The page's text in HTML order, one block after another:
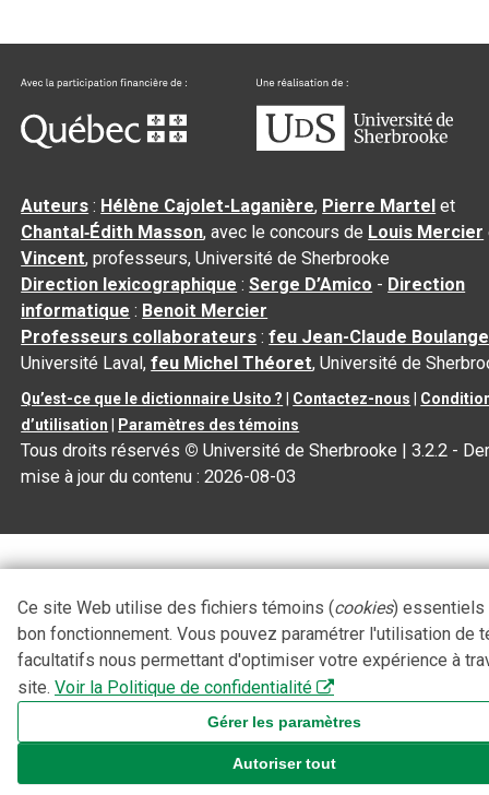
Auteurs : Hélène Cajolet-Laganière, Pierre Martel et
Chantal‑Édith Masson, avec le concours de Louis Mercier
Vincent, professeurs, Université de Sherbrooke
Direction lexicographique :Serge D’Amico - Direction
informatique : Benoit Mercier
Professeurs collaborateurs :feu Jean-Claude
Université Laval,feu Michel Théoret, Université de
Qu’est-ce que le dictionnaire Usito ? Contactez-nous
d’utilisation
Paramètres des témoins
Tous droits réservés © Université de Sherbrooke |3.2.2 -
mise à jour du contenu :2026-08-03
Ce site Web utilise des fichiers témoins (cookies) essentiels
bon fonctionnement. Vous pouvez paramétrer l'utilisation de
facultatifs nous permettant d'optimiser votre expérience à
site. Voir la Politique de confidentialité
Gérer les paramètres
Autoriser tout